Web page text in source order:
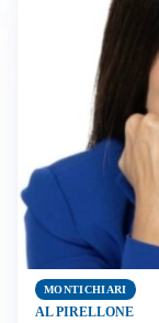
MONTICHIARI
AL PIRELLONE